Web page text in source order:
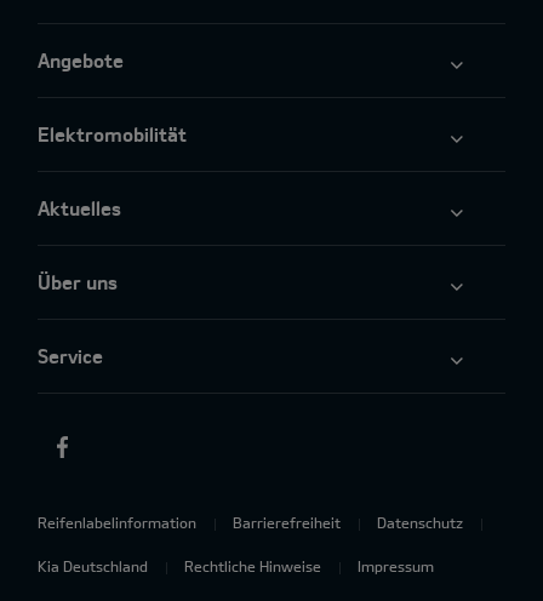
Angebote
Elektromobilität
Aktuelles
Über uns
Service
Reifenlabelinformation Barrierefreiheit Datenschutz
Kia Deutschland Rechtliche Hinweise Impressum